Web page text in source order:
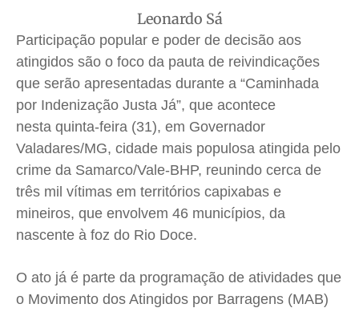
Anuncie
Quem Somos
Expediente
Contato
Anuncie
Termos de Uso
Privacidade
Anuncie
Quem Somos
Expediente
Contato
Anuncie
Termos de Uso
Privacidade
Anuncie
Quem Somos
Expediente
Contato
Anuncie
Termos de Uso
Privacidade
Anuncie
Quem Somos
Expediente
Contato
Anuncie
Termos de Uso
Privacidade
Leonardo Sá
Participação popular e poder de decisão aos
atingidos são o foco da pauta de reivindicações
que serão apresentadas durante a “Caminhada
por Indenização Justa Já”, que acontece
nesta quinta-feira (31), em Governador
Valadares/MG, cidade mais populosa atingida pelo
crime da Samarco/Vale-BHP, reunindo cerca de
três mil vítimas em territórios capixabas e
mineiros, que envolvem 46 municípios, da
nascente à foz do Rio Doce.
O ato já é parte da programação de atividades que
o Movimento dos Atingidos por Barragens (MAB)